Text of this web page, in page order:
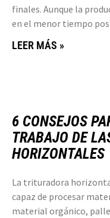
finales. Aunque la
en el menor tiempo
LEER MÁS »
6 CONSEJOS
TRABAJO DE
HORIZONTALES
La trituradora
capaz de procesar
material orgánico,